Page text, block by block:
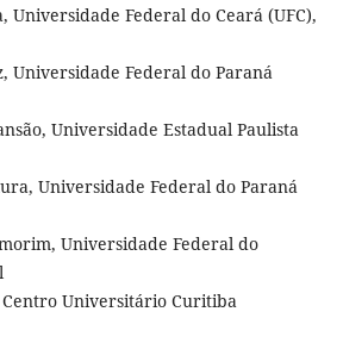
Universidade Federal do Ceará (UFC),
Universidade Federal do Paraná
Universidade Estadual Paulista
Universidade Federal do Paraná
Universidade Federal do
Universitário Curitiba